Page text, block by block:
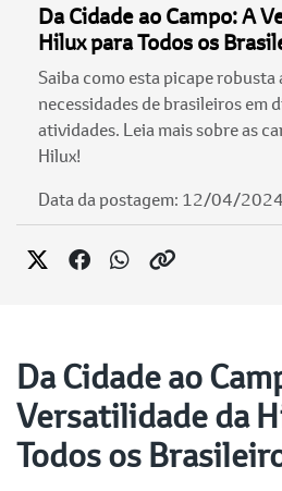
Da Cidade ao Campo: A
Hilux para Todos os
Saiba como esta picape robusta
necessidades de brasileiros em
atividades. Leia mais sobre as
Hilux!
Data da postagem: 12/04/2024
Da Cidade ao
Versatilidade da
Todos os